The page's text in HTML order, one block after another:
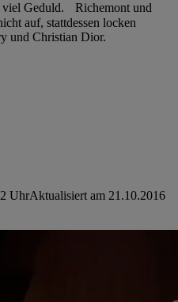
viel Geduld. Richemont und
auf, stattdessen locken
und Christian Dior.
UhrAktualisiert am 21.10.2016